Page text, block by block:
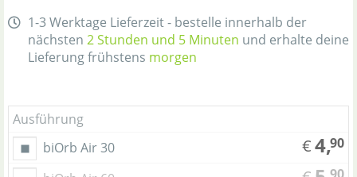
1-3 Werktage Lieferzeit - bestelle innerhalb der
nächsten 2 Stunden und 5 Minuten und erhalte deine
Lieferung frühstens morgen
Ausführung
biOrb Air 30
€4,90